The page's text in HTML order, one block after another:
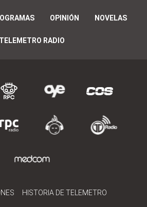
OPINIÓN NOVELAS
TELEMETRO RADIO
HISTORIA DE TELEMETRO